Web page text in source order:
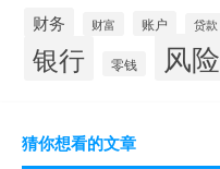
财务 财富 账户 贷款
银行 零钱 风险
猜你想看的文章